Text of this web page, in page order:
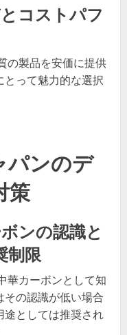
コストパフ
の製品を安価に提供
とって魅力的な選択
パンのデ
策
ンの認識と
制限
華カーボンとして知
その認識が低い場合
途としては推奨され